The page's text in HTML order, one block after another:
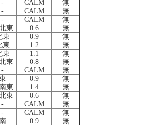
- CALM
無
-
CALM
無
-
CALM
無
東
0.6
無
東
0.9
無
東
1.2
無
東
1.1
無
東
0.8
無
-
CALM
無
0.9
無
東
1.4
無
東
0.6
無
-
CALM
無
-
CALM
無
0.9
無